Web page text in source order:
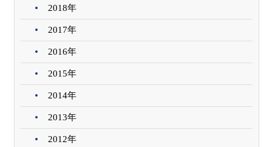
2018年
2017年
2016年
2015年
2014年
2013年
2012年